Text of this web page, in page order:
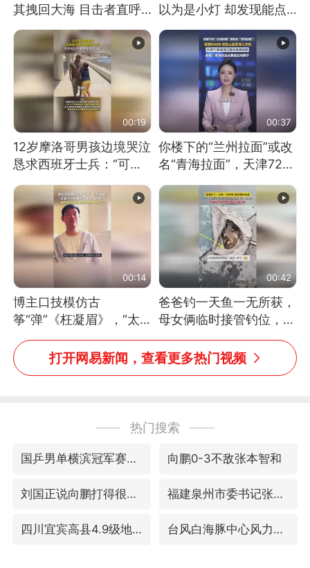
其拽回大海 目击者直呼
震惊 （视频来源：参考
消息）
以为是小灯 却发现能点
燃香烟 当事人：已报警
处理
00:19
12岁摩洛哥男孩边境哭泣
恳求西班牙士兵：“可不
可以不要把我遣返回国”
00:37
你楼下的“兰州拉面”或改
名“青海拉面”，天津72家
面馆已集体更换招牌
00:14
博主口技模仿古
筝“弹”《枉凝眉》，“太
像了～你是吃古筝长大的
吗？”“或将成为首位考级
不带古筝的选手。”（来
00:42
爸爸钓一天鱼一无所获，
母女俩临时接管钓位，用
玩具鱼竿钓上大鱼
打开网易新闻，查看更多热门视频
热门搜索
国乒男单横滨冠军赛全军覆没 向鹏0-3不敌张本智和
刘国正说向鹏打得很窝囊 福建泉州市委书记张毅恭被查
四川宜宾高县4.9级地震致1死 台风白海豚中心风力增强